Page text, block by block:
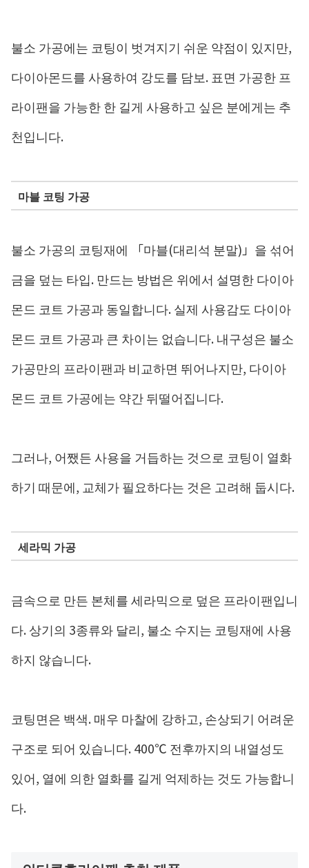
불소 가공에는 코팅이 벗겨지기 쉬운 약점이 있지만,
다이아몬드를 사용하여 강도를 담보. 표면 가공한 프
라이팬을 가능한 한 길게 사용하고 싶은 분에게는 추
천입니다.
마블 코팅 가공
불소 가공의 코팅재에 「마블(대리석 분말)」을 섞어
금을 덮는 타입. 만드는 방법은 위에서 설명한 다이아
몬드 코트 가공과 동일합니다. 실제 사용감도 다이아
몬드 코트 가공과 큰 차이는 없습니다. 내구성은 불소
가공만의 프라이팬과 비교하면 뛰어나지만, 다이아
몬드 코트 가공에는 약간 뒤떨어집니다.
그러나, 어쨌든 사용을 거듭하는 것으로 코팅이 열화
하기 때문에, 교체가 필요하다는 것은 고려해 둡시다.
세라믹 가공
금속으로 만든 본체를 세라믹으로 덮은 프라이팬입니
다. 상기의 3종류와 달리, 불소 수지는 코팅재에 사용
하지 않습니다.
코팅면은 백색. 매우 마찰에 강하고, 손상되기 어려운
구조로 되어 있습니다. 400℃ 전후까지의 내열성도
있어, 열에 의한 열화를 길게 억제하는 것도 가능합니
다.